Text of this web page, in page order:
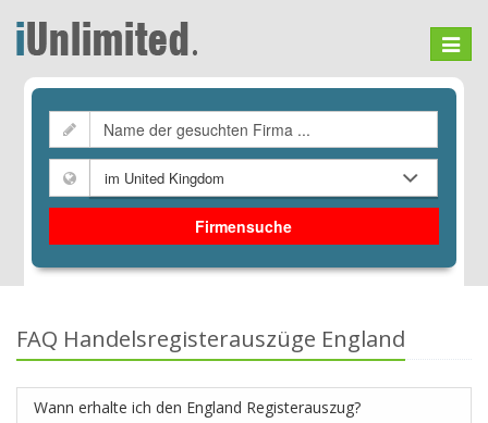
Toggle
Firmensuche
FAQ Handelsregisterauszüge England
Wann erhalte ich den England Registerauszug?